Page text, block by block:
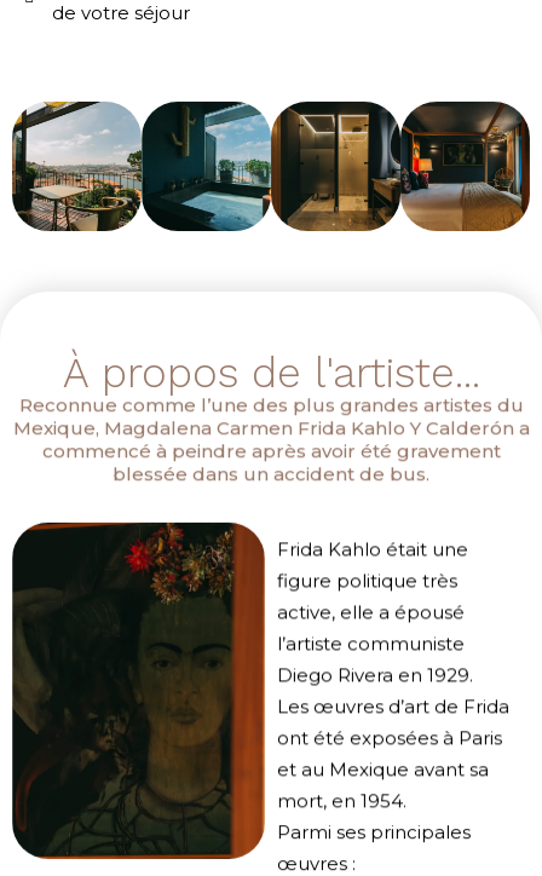
de votre séjour
À propos de l'artiste...
Reconnue comme l’une des plus grandes artistes du
Mexique, Magdalena Carmen Frida Kahlo Y Calderón a
commencé à peindre après avoir été gravement
blessée dans un accident de bus.
Frida Kahlo était une
figure politique très
active, elle a épousé
l’artiste communiste
Diego Rivera en 1929.
Les œuvres d’art de Frida
ont été exposées à Paris
et au Mexique avant sa
mort, en 1954.
Parmi ses principales
œuvres :